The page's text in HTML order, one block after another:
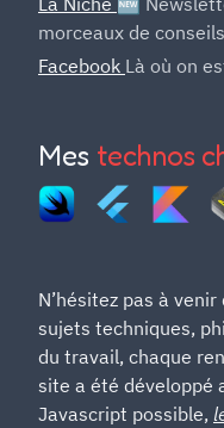
morceaux de
Facebook Là où on
Mes technos
N’hésitez pas à
sujets techniques,
du travail, chaque
site a été développé
Javascript possible,